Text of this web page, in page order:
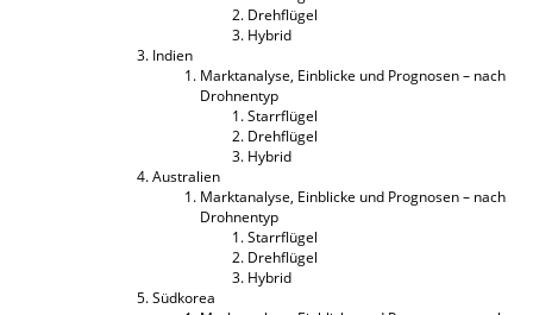
Drehflügel
Hybrid
Indien
Marktanalyse, Einblicke und Prognosen – nach
Drohnentyp
Starrflügel
Drehflügel
Hybrid
Australien
Marktanalyse, Einblicke und Prognosen – nach
Drohnentyp
Starrflügel
Drehflügel
Hybrid
Südkorea